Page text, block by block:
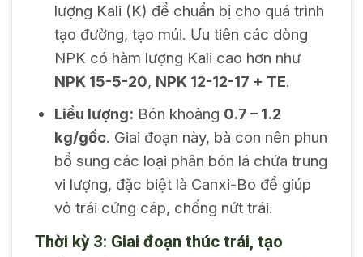
lượng Kali (K) để chuẩn bị cho quá trình
tạo đường, tạo múi. Ưu tiên các dòng
NPK có hàm lượng Kali cao hơn như
NPK 15-5-20, NPK 12-12-17 + TE.
Liều lượng: Bón khoảng 0.7 – 1.2
kg/gốc. Giai đoạn này, bà con nên phun
bổ sung các loại phân bón lá chứa trung
vi lượng, đặc biệt là Canxi-Bo để giúp
vỏ trái cứng cáp, chống nứt trái.
Thời kỳ 3: Giai đoạn thúc trái, tạo